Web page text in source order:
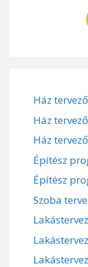
Ház
Ház
Ház
Építész
Építész
Szoba